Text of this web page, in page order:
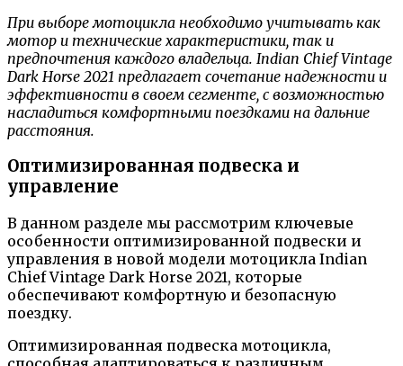
При выборе мотоцикла необходимо учитывать как
мотор и технические характеристики, так и
предпочтения каждого владельца. Indian Chief Vintage
Dark Horse 2021 предлагает сочетание надежности и
эффективности в своем сегменте, с возможностью
насладиться комфортными поездками на дальние
расстояния.
Оптимизированная подвеска и
управление
В данном разделе мы рассмотрим ключевые
особенности оптимизированной подвески и
управления в новой модели мотоцикла Indian
Chief Vintage Dark Horse 2021, которые
обеспечивают комфортную и безопасную
поездку.
Оптимизированная подвеска мотоцикла,